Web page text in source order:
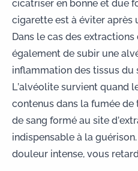
cigarette està éviter après
Dans le cas des
également de subir une
inflammation des tissus du
L’alvéolite survient quand
contenus dans la fumée
de sang formé au site
indispensable à la
douleur intense, vous